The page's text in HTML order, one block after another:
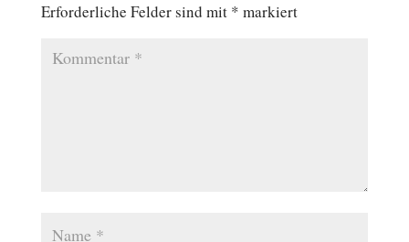
Erforderliche Felder sind mit * markiert